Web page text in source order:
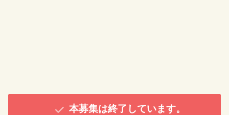
本募集は終了しています。